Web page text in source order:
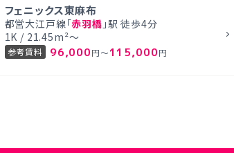
フェニックス東麻布
都営大江戸線「赤羽橋 」駅 徒歩4分
1K / 21.45m²～
参考賃料 96,000円～115,000円